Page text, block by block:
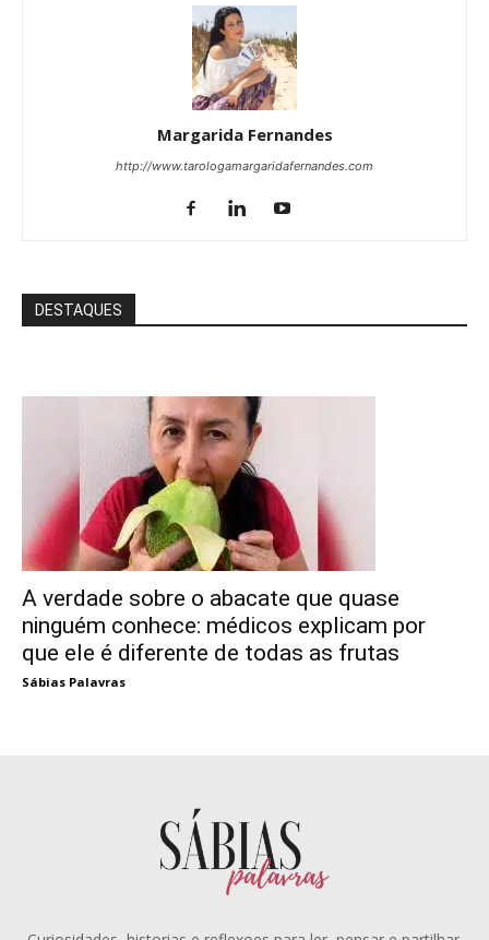
Margarida Fernandes
http://www.tarologamargaridafernandes.com
DESTAQUES
A verdade sobre o abacate que quase
ninguém conhece: médicos explicam por
que ele é diferente de todas as frutas
Sábias Palavras